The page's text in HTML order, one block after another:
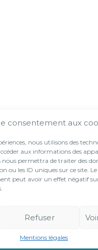
consentement aux
nous utilisons des
aux informations des
permettra de traiter des
ou les ID uniques sur ce site.
peut avoir un effet négatif
Refuser
Mentions légales
LIGNE
7